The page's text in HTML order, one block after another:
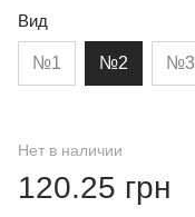
Вид
№1 №2 №3
Нет в наличии
120.25 грн